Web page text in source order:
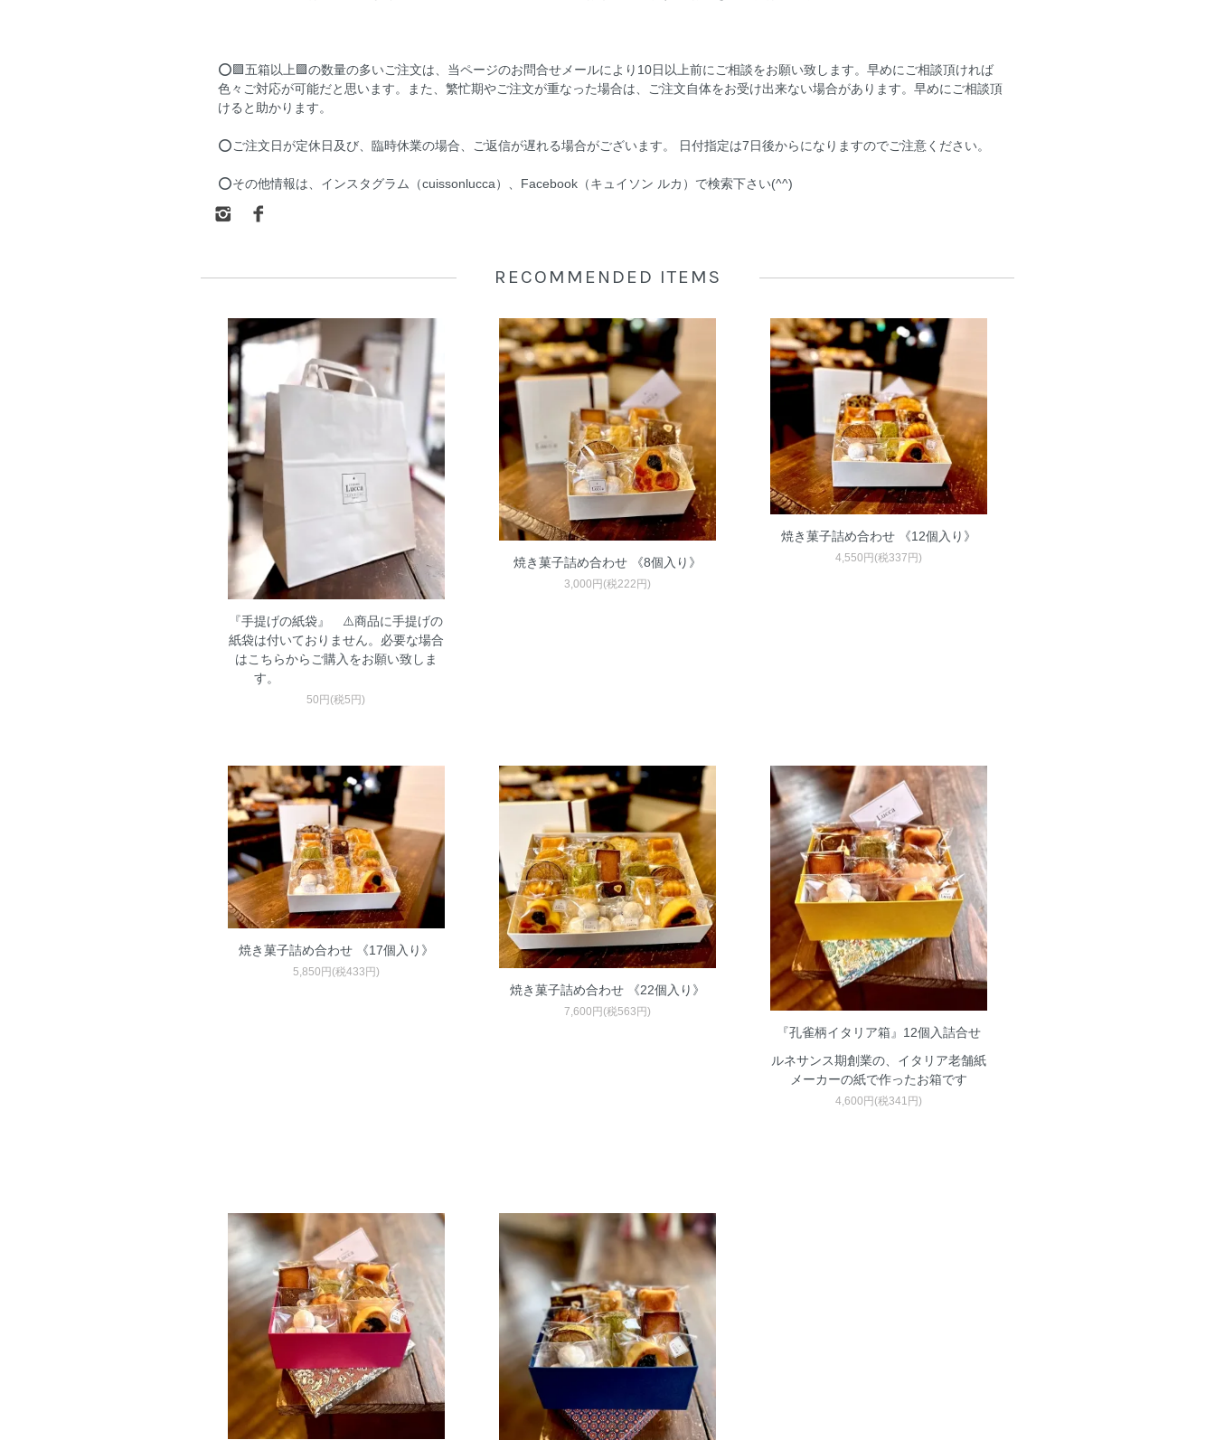
⭕🟪五箱以上🟪の数量の多いご注文は、当ページのお問合せメールにより10日以上前にご相談をお願い致します。早めにご相談頂ければ
色々ご対応が可能だと思います。また、繁忙期やご注文が重なった場合は、ご注文自体をお受け出来ない場合があります。早めにご相談頂
けると助かります。
⭕ご注文日が定休日及び、臨時休業の場合、ご返信が遅れる場合がございます。 日付指定は7日後からになりますのでご注意ください。
⭕その他情報は、インスタグラム（cuissonlucca）、Facebook（キュイソン ルカ）で検索下さい(^^)
RECOMMENDED ITEMS
『手提げの紙袋』 ⚠️商品に手提げの
紙袋は付いておりません。必要な場合
はこちらからご購入をお願い致しま
す。
50円(税5円)
焼き菓子詰め合わせ 《8個入り》
3,000円(税222円)
焼き菓子詰め合わせ 《12個入り》
4,550円(税337円)
焼き菓子詰め合わせ 《17個入り》
5,850円(税433円)
焼き菓子詰め合わせ 《22個入り》
7,600円(税563円)
『孔雀柄イタリア箱』12個入詰合せ
ルネサンス期創業の、イタリア老舗紙
メーカーの紙で作ったお箱です
4,600円(税341円)